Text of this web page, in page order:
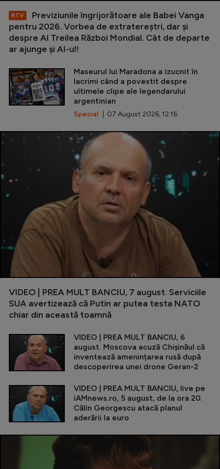
RTV
Previziunile îngrijorătoare ale Babei Vanga
pentru 2026. Vorbea de extratereștri, dar și
despre Al Treilea Război Mondial. Cât de departe
ar ajunge și AI-ul!
Maseurul lui Maradona a izucnit în
lacrimi când a povestit despre
ultimele clipe ale legendarului
argentinian
Special | 07 August 2026, 12:16
VIDEO | PREA MULT BANCIU, 7 august. Serviciile
SUA avertizează că Putin ar putea testa NATO
chiar din această toamnă
VIDEO | PREA MULT BANCIU, 6
august. Moscova acuză Chișinăul că
inventează amenințarea rusă după
descoperirea unei drone Geran-2
VIDEO | PREA MULT BANCIU, live pe
iAMnews.ro, 5 august, de la ora 20.
Călin Georgescu atacă planul
aderării la euro